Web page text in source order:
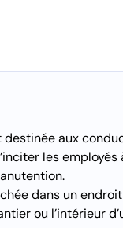
aux
les
dans un
ou l’intérieur